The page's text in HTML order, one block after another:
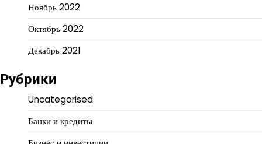
Ноябрь 2022
Октябрь 2022
Декабрь 2021
Рубрики
Uncategorised
Банки и кредиты